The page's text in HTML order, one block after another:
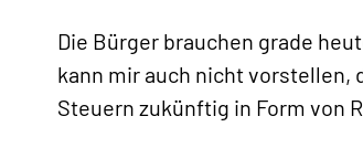
Die Bürger brauchen grade
kann mir auch nicht vorstellen,
Steuern zukünftig in Form von